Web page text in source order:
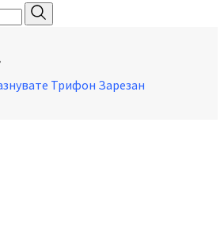
Трифон Зарезан